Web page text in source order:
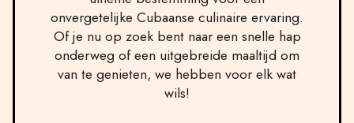
onvergetelijke Cubaanse culinaire ervaring.
Of je nu op zoek bent naar een snelle hap
onderweg of een uitgebreide maaltijd om
van te genieten, we hebben voor elk wat
wils!